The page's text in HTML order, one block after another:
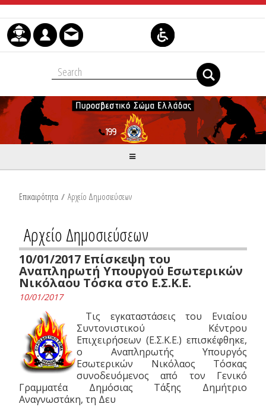
Μετάβαση στο περιεχόμενο
Επικαιρότητα / Αρχείο Δημοσιεύσεων
Αρχείο Δημοσιεύσεων
10/01/2017 Επίσκεψη του
Αναπληρωτή Υπουργού Εσωτερικών
Νικόλαου Τόσκα στο Ε.Σ.Κ.Ε.
10/01/2017
Τις εγκαταστάσεις του Ενιαίου
Συντονιστικού Κέντρου
Επιχειρήσεων (Ε.Σ.Κ.Ε.) επισκέφθηκε,
ο Αναπληρωτής Υπουργός
Εσωτερικών Νικόλαος Τόσκας
συνοδευόμενος από τον Γενικό
Γραμματέα Δημόσιας Τάξης Δημήτριο
Αναγνωστάκη, τη Δευ